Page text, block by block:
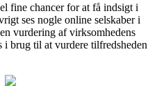
fine chancer for at få indsigt i
ses nogle online selskaber i
vurdering af virksomhedens
i brug til at vurdere tilfredsheden